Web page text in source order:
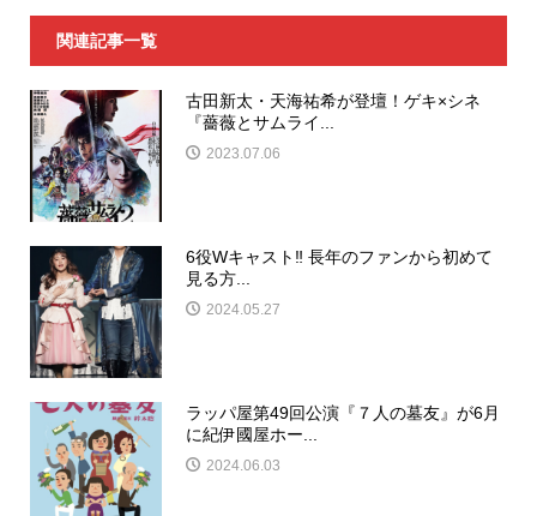
関連記事一覧
古田新太・天海祐希が登壇！ゲキ×シネ
『薔薇とサムライ...
2023.07.06
6役Wキャスト‼︎ 長年のファンから初めて
見る方...
2024.05.27
ラッパ屋第49回公演『７人の墓友』が6月
に紀伊國屋ホー...
2024.06.03